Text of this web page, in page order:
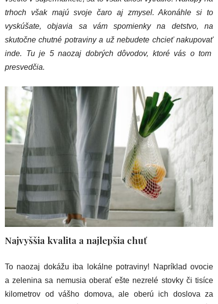
trhoch však majú svoje čaro aj zmysel. Akonáhle si to
vyskúšate, objavia sa vám spomienky na detstvo, na
skutočne chutné potraviny a už nebudete chcieť nakupovať
inde. Tu je 5 naozaj dobrých dôvodov, ktoré vás o tom
presvedčia.
Najvyššia kvalita a najlepšia chuť
To naozaj dokážu iba lokálne potraviny! Napríklad ovocie
a zelenina sa nemusia oberať ešte nezrelé stovky či tisíce
kilometrov od vášho domova, ale oberú ich doslova za